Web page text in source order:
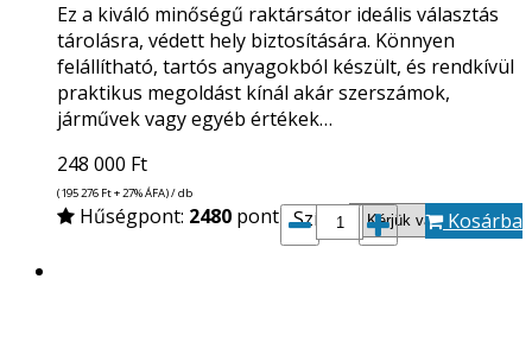
Ez a kiváló minőségű raktársátor ideális választás
tárolásra, védett hely biztosítására. Könnyen
felállítható, tartós anyagokból készült, és rendkívül
praktikus megoldást kínál akár szerszámok,
járművek vagy egyéb értékek…
248 000 Ft
(195 276 Ft+ 27% ÁFA) / db
Hűségpont: 2480 pont Szín*: Kosárba